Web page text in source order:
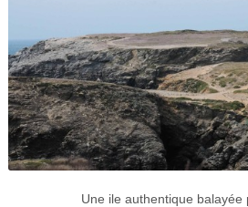
Une ile authentique balayée